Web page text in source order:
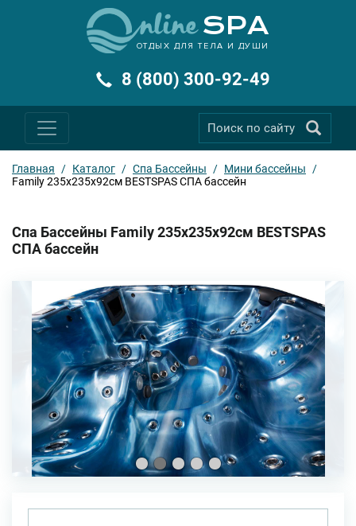
ОТДЫХ ДЛЯ ТЕЛА И ДУШИ
8 (800) 300-92-49
Главная / Каталог / Спа Бассейны / Мини бассейны
/
Family 235х235х92см BESTSPAS СПА бассейн
Спа Бассейны Family 235х235х92см BESTSPAS
СПА бассейн